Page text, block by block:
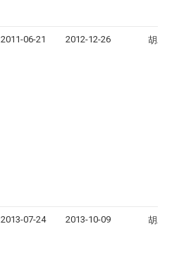
2011-06-21 2012-12-26 胡木
2013-07-24 2013-10-09 胡木